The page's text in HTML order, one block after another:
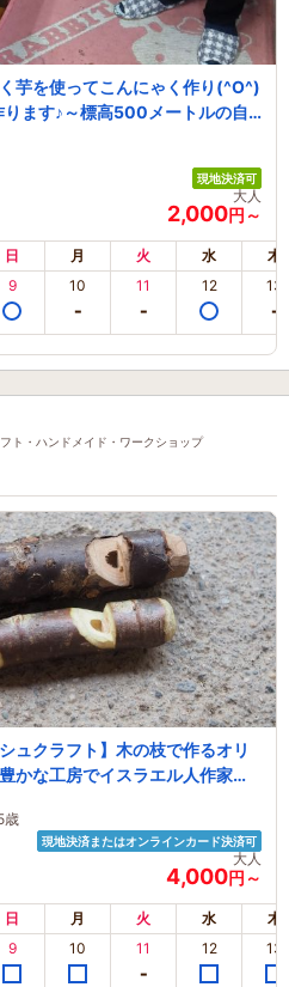
芋を使ってこんにゃく作り(^O^)
ます♪～標高500メートルの自
す～
現地決済可
大人
2,000円～
日 月 火 水 木
9 10 11 12 13
ト・ハンドメイド・ワークショップ
ュクラフト】木の枝で作るオリ
かな工房でイスラエル人作家が
歳
現地決済またはオンラインカード決済可
大人
4,000円～
日 月 火 水 木
9 10 11 12 13